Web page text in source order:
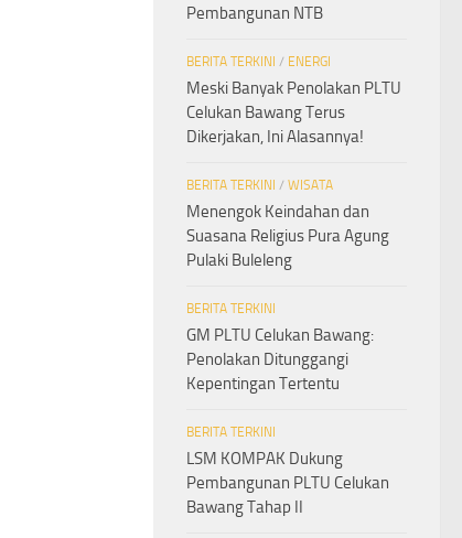
Pembangunan NTB
BERITA TERKINI / ENERGI
Meski Banyak Penolakan PLTU
Celukan Bawang Terus
Dikerjakan, Ini Alasannya!
BERITA TERKINI / WISATA
Menengok Keindahan dan
Suasana Religius Pura Agung
Pulaki Buleleng
BERITA TERKINI
GM PLTU Celukan Bawang:
Penolakan Ditunggangi
Kepentingan Tertentu
BERITA TERKINI
LSM KOMPAK Dukung
Pembangunan PLTU Celukan
Bawang Tahap II